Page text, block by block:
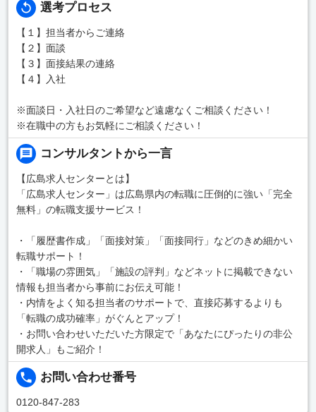
選考プロセス
【１】担当者からご連絡
【２】面談
【３】面接結果の連絡
【４】入社
※面談日・入社日のご希望など遠慮なくご相談ください！
※在職中の方もお気軽にご相談ください！
コンサルタントから一言
【広島求人センターとは】
「広島求人センター」は広島県内の転職に圧倒的に強い「完全
無料」の転職支援サービス！
・「履歴書作成」「面接対策」「面接同行」などのきめ細かい
転職サポート！
・「職場の雰囲気」「施設の評判」などネットに掲載できない
情報も担当者から事前にお伝え可能！
・内情をよく知る担当者のサポートで、直接応募するよりも
「転職の成功確率」がぐんとアップ！
・お問い合わせいただいた方限定で「あなたにぴったりの非公
開求人」もご紹介！
お問い合わせ番号
0120-847-283